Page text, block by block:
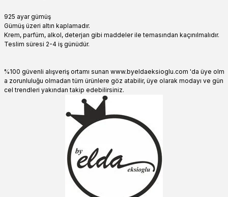
925 ayar gümüş
Gümüş üzeri altın kaplamadır.
Krem, parfüm, alkol, deterjan gibi maddeler ile temasından kaçınılmalıdır.
Teslim süresi 2-4 iş günüdür.
%100 güvenli alışveriş ortamı sunan www.byeldaeksioglu.com 'da üye olm
a zorunluluğu olmadan tüm ürünlere göz atabilir, üye olarak modayı ve gün
cel trendleri yakından takip edebilirsiniz.